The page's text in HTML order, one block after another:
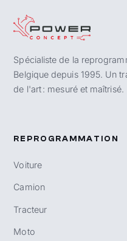
Spécialiste de la
Belgique depuis 1995. Un
de l'art : mesuré et maîtrisé.
REPROGRAMMATION
Voiture
Camion
Tracteur
Moto